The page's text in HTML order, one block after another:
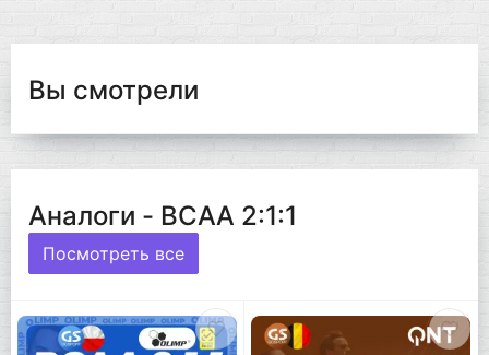
Вы смотрели
Аналоги - BCAA 2:1:1
Посмотреть все